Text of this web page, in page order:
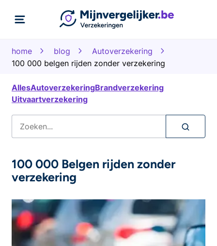
home blog
Autoverzekering
100 000 belgen rijden zonder verzekering
AllesAutoverzekeringBrandverzekering
Uitvaartverzekering
100 000 Belgen rijden zonder
verzekering